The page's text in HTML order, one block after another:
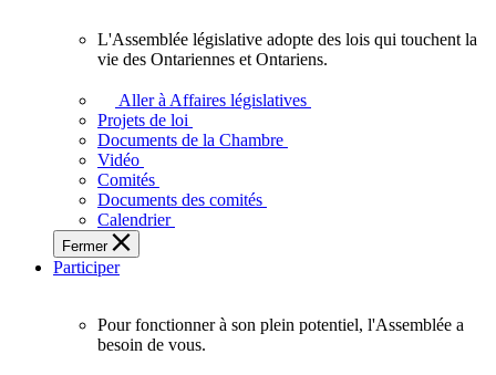
l'Ontario.
L'Assemblée
adopte
touchent
des
Ontariennes
et
L'Assemblée législative adopte des lois qui touchent la
vie des Ontariennes et Ontariens.
Aller à Affaires législatives
Projets de loi
Documents de la Chambre
Vidéo
Comités
Documents des comités
Calendrier
Fermer
Participer
Pour fonctionner à son plein potentiel, l'Assemblée a
besoin de vous.